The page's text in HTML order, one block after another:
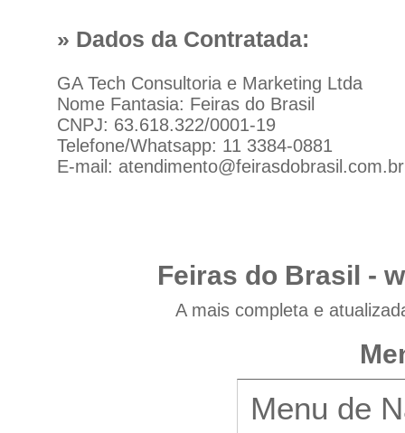
» Dados da Contratada:
GA Tech Consultoria e Marketing Ltda
Nome Fantasia: Feiras do Brasil
CNPJ: 63.618.322/0001-19
Telefone/Whatsapp: 11 3384-0881
E-mail: atendimento@feirasdobrasil.com.br
Feiras do Brasil -
A mais completa e